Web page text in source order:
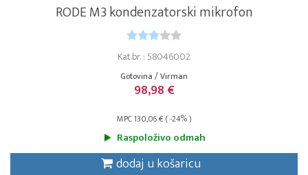
RODE M3 kondenzatorski mikrofon
Kat.br. : 58046002
Gotovina / Virman
98,98 €
MPC 130,06 € ( -24% )
Raspoloživo odmah
dodaj u košaricu